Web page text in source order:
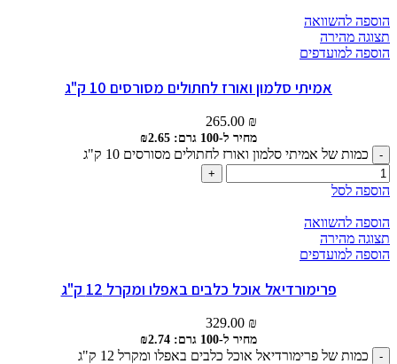
הוספה להשוואה
תצוגה מהירה
הוספה למועדפים
אמיתי סלמון ואורז לחתולים מסורסים 10 ק"ג
265.00 ₪
מחיר ל-100 גרם: ₪2.65
כמות של אמיתי סלמון ואורז לחתולים מסורסים 10 ק"ג
הוספה לסל
הוספה להשוואה
תצוגה מהירה
הוספה למועדפים
פרימורדיאל אוכל כלבים באפלו ומקרל 12 ק"ג
329.00 ₪
מחיר ל-100 גרם: ₪2.74
כמות של פרימורדיאל אוכל כלבים באפלו ומקרל 12 ק"ג